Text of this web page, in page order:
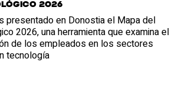
2026
presentado en Donostia el Mapa del
2026, una herramienta que examina el
de los empleados en los sectores
tecnología